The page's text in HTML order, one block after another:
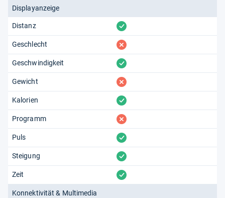
Displayanzeige
Distanz vorhanden
Geschlecht fehlt
Geschwindigkeit vorhanden
Gewicht fehlt
Kalorien vorhanden
Programm fehlt
Puls vorhanden
Steigung vorhanden
Zeit vorhanden
Konnektivität & Multimedia